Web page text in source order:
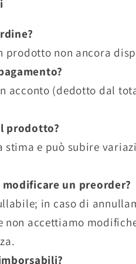
prodotto non ancora
acconto (dedotto dal
prodotto?
stima e può subire
un preorder?
in caso di
non accettiamo